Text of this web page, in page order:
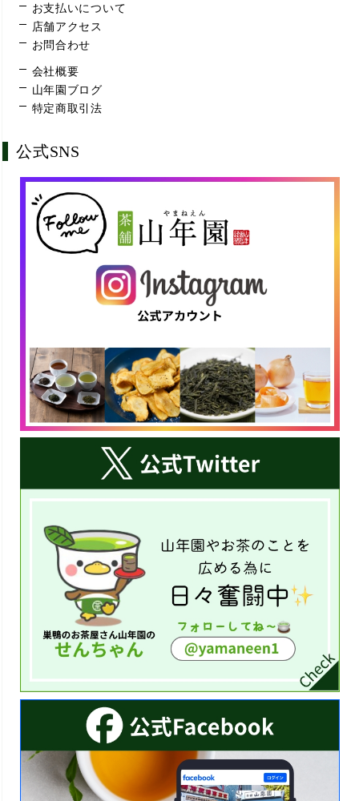
お支払いについて
店舗アクセス
お問合わせ
会社概要
山年園ブログ
特定商取引法
公式SNS